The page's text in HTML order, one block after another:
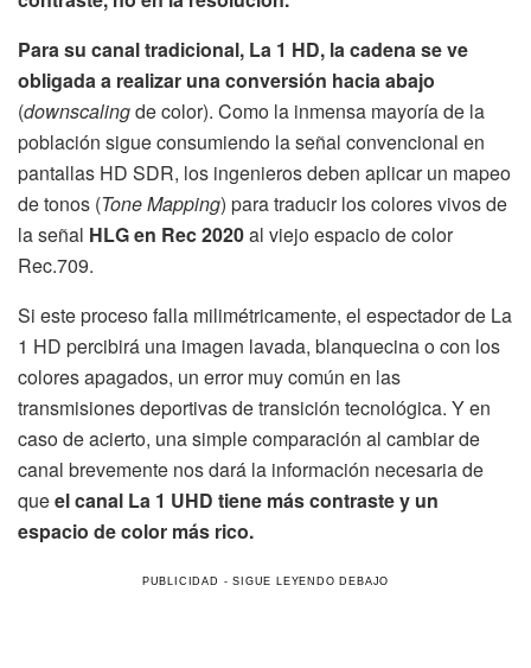
Para su canal tradicional, La 1 HD, la cadena se ve
obligada a realizar una conversión hacia abajo
(downscalingde color). Como la inmensa mayoría de la
población sigue consumiendo la señal convencional en
pantallas HD SDR, los ingenieros deben aplicar un mapeo
de tonos (Tone Mapping) para traducir los colores vivos de
la señal HLG en Rec 2020al viejo espacio de color
Rec.709.
Si este proceso falla milimétricamente, el espectador de La
1 HD percibirá una imagen lavada, blanquecina o con los
colores apagados, un error muy común en las
transmisiones deportivas de transición tecnológica. Y en
caso de acierto, una simple comparación al cambiar de
canal brevemente nos dará la información necesaria de
queel canal La 1 UHD tiene más contraste y un
espacio de color más rico.